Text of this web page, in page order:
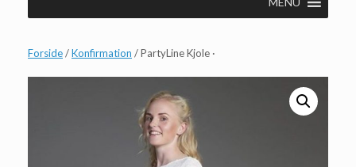
Forside/Konfirmation / PartyLine Kjole ·